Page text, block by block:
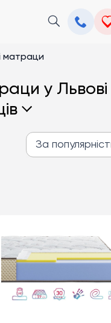
матраци
у Львові
За